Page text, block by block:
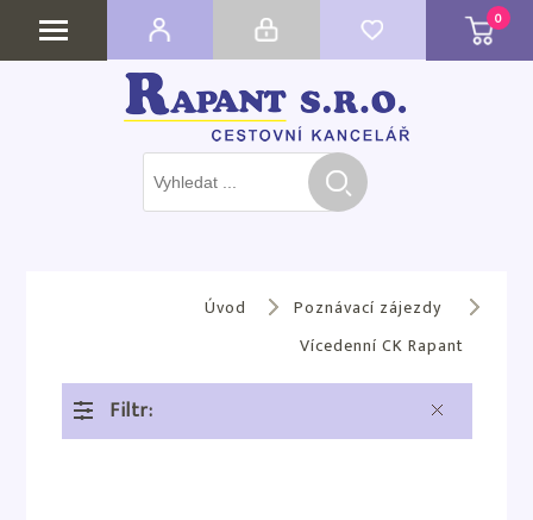
0
Úvod
Poznávací zájezdy
Vícedenní CK Rapant
Filtr: